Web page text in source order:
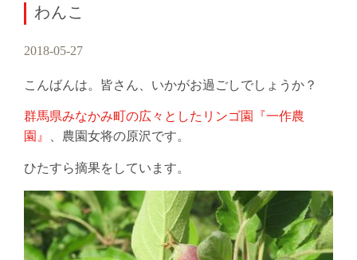
わんこ
2018-05-27
こんばんは。皆さん、いかがお過ごしでしょうか？
群馬県みなかみ町の広々としたリンゴ園『一作農
園』
、農園女将の原沢です。
ひたすら摘果をしています。